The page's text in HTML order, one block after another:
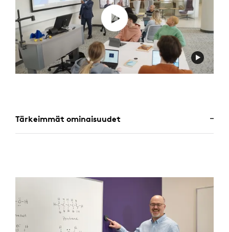
Tärkeimmät ominaisuudet